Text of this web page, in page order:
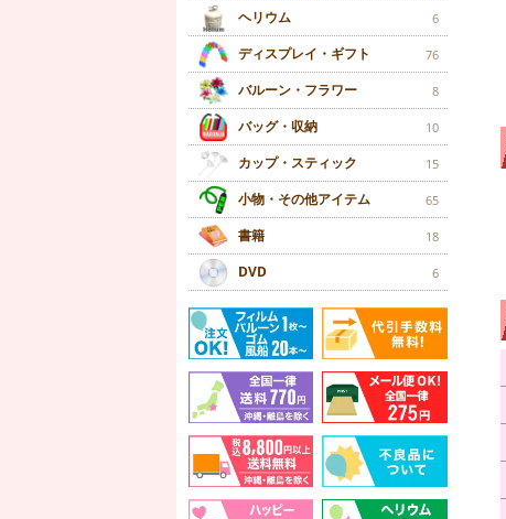
ヘリウム 6
ディスプレイ・ギフト 76
バルーン・フラワー 8
バッグ・収納 10
カップ・スティック 15
小物・その他アイテム 65
書籍 18
DVD 6